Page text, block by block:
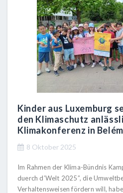
Kinder aus Luxemburg
den Klimaschutz
Klimakonferenz in
8 Oktober 2025
Im Rahmen der Klima-Bündnis
duerch d’Welt 2025”, die
Verhaltensweisen fördern will,